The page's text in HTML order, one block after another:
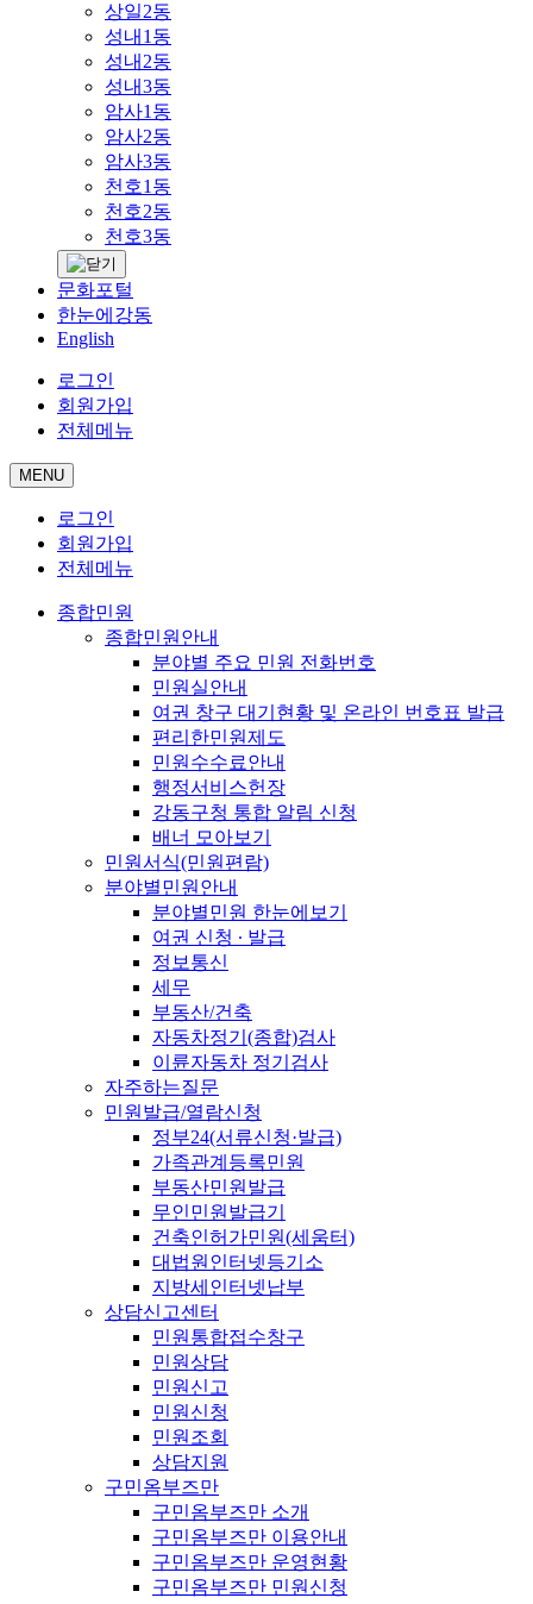
상일2동
성내1동
성내2동
성내3동
암사1동
암사2동
암사3동
천호1동
천호2동
천호3동
문화포털
한눈에강동
English
로그인
회원가입
전체메뉴
MENU
로그인
회원가입
전체메뉴
종합민원
종합민원안내
분야별 주요 민원 전화번호
민원실안내
여권 창구 대기현황 및 온라인 번호표 발급
편리한민원제도
민원수수료안내
행정서비스헌장
강동구청 통합 알림 신청
배너 모아보기
민원서식(민원편람)
분야별민원안내
분야별민원 한눈에보기
여권 신청 ∙ 발급
정보통신
세무
부동산/건축
자동차정기(종합)검사
이륜자동차 정기검사
자주하는질문
민원발급/열람신청
정부24(서류신청·발급)
가족관계등록민원
부동산민원발급
무인민원발급기
건축인허가민원(세움터)
대법원인터넷등기소
지방세인터넷납부
상담신고센터
민원통합접수창구
민원상담
민원신고
민원신청
민원조회
상담지원
구민옴부즈만
구민옴부즈만 소개
구민옴부즈만 이용안내
구민옴부즈만 운영현황
구민옴부즈만 민원신청